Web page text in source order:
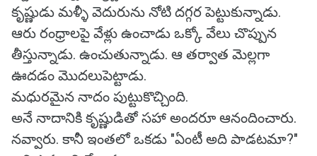
కృష్ణుడు మళ్ళీ వెదురును నోటి దగ్గర పెట్టుకున్నాడు.
ఆరు రంధ్రాలపై వేళ్లు ఉంచాడు ఒక్కో వేలు చొప్పున
తీస్తున్నాడు. ఉంచుతున్నాడు. ఆ తర్వాత మెల్లగా
ఊదడం మొదలుపెట్టాడు.
మధురమైన నాదం పుట్టుకొచ్చింది.
అనే నాదానికి కృష్ణుడితో సహా అందరూ ఆనందించారు.
నవ్వారు. కానీ ఇంతలో ఒకడు "ఏంటీ అది పాడటమా?"